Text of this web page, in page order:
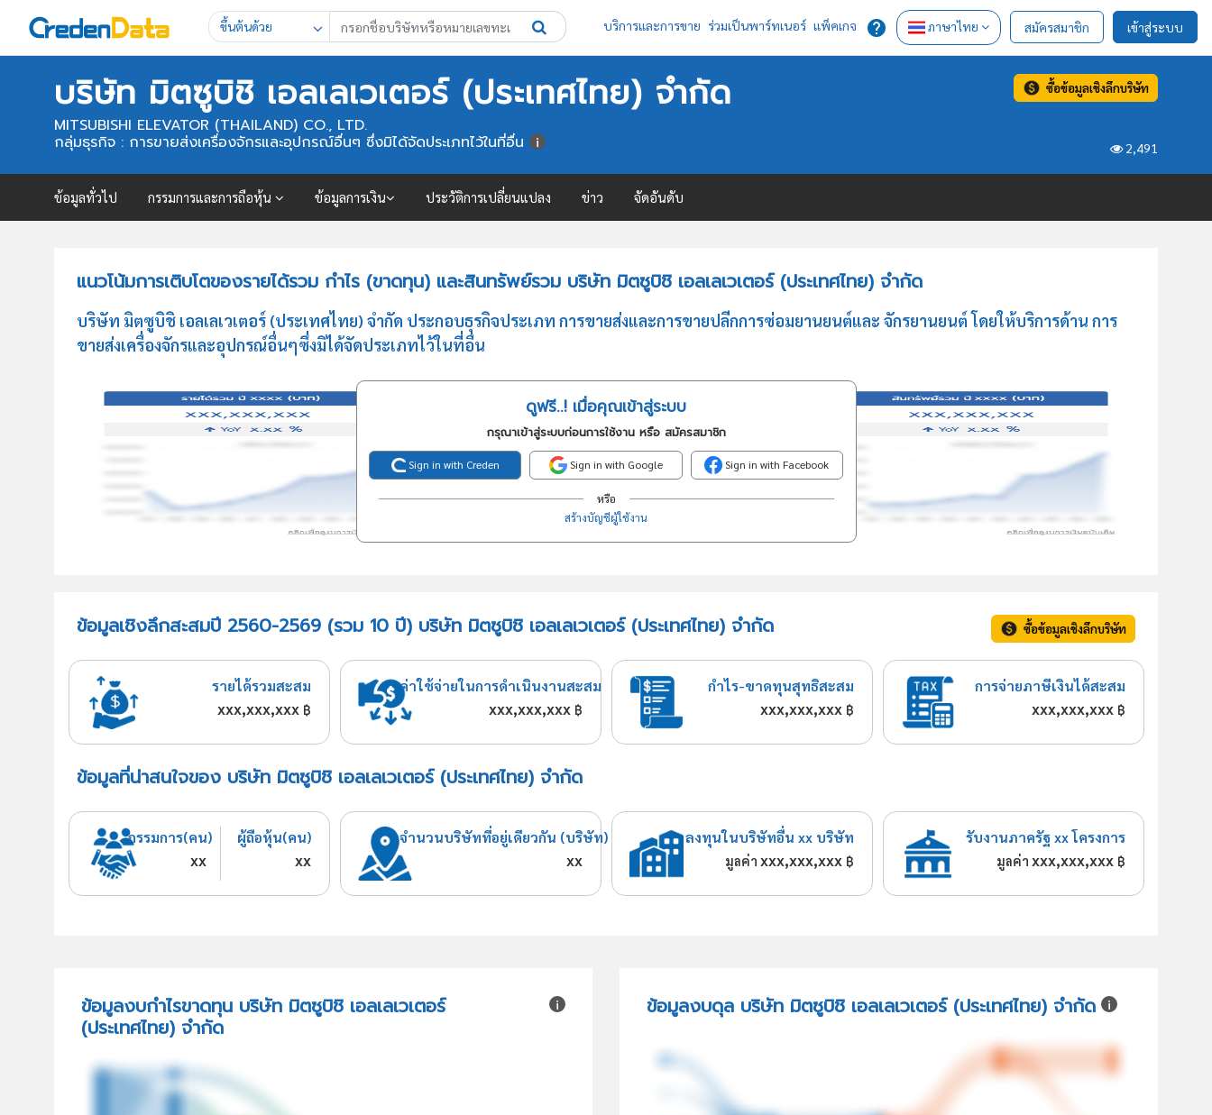
ขึ้นต้นด้วย บริการและการขาย ร่วมเป็นพาร์ทเนอร์ แพ็คเกจ ภาษาไทย สมัครสมาชิก เข้าสู่ระบบ
บริษัท มิตซูบิชิ เอลเลเวเตอร์ (ประเทศไทย) จำกัด ซื้อข้อมูลเชิงลึกบริษัท
MITSUBISHI ELEVATOR (THAILAND) CO., LTD.
2,491
กลุ่มธุรกิจ : การขายส่งเครื่องจักรและอุปกรณ์อื่นๆ ซึ่งมิได้จัดประเภทไว้ในที่อื่น
ข้อมูลทั่วไป กรรมการและการถือหุ้น ข้อมูลการเงิน ประวัติการเปลี่ยนแปลง ข่าว จัดอันดับ
แนวโน้มการเติบโตของรายได้รวม กำไร (ขาดทุน) และสินทรัพย์รวม บริษัท มิตซูบิชิ เอลเลเวเตอร์ (ประเทศไทย) จำกัด
บริษัท มิตซูบิชิ เอลเลเวเตอร์ (ประเทศไทย) จำกัด ประกอบธุรกิจประเภท การขายส่งและการขายปลีกการซ่อมยานยนต์และ จักรยานยนต์ โดยให้บริการด้าน การ
ขายส่งเครื่องจักรและอุปกรณ์อื่นๆซึ่งมิได้จัดประเภทไว้ในที่อื่น
ดูฟรี..! เมื่อคุณเข้าสู่ระบบ
กรุณาเข้าสู่ระบบก่อนการใช้งาน หรือ สมัครสมาชิก
Sign in with Creden Sign in with Google Sign in with Facebook
หรือ
สร้างบัญชีผู้ใช้งาน
ข้อมูลเชิงลึกสะสมปี 2560-2569 (รวม 10 ปี) บริษัท มิตซูบิชิ เอลเลเวเตอร์ (ประเทศไทย) จำกัด ซื้อข้อมูลเชิงลึกบริษัท
รายได้รวมสะสม
xxx,xxx,xxx ฿
ค่าใช้จ่ายในการดำเนินงานสะสม
xxx,xxx,xxx ฿
กำไร-ขาดทุนสุทธิสะสม
xxx,xxx,xxx ฿
การจ่ายภาษีเงินได้สะสม
xxx,xxx,xxx ฿
ข้อมูลที่น่าสนใจของ บริษัท มิตซูบิชิ เอลเลเวเตอร์ (ประเทศไทย) จำกัด
กรรมการ(คน)
xx
ผู้ถือหุ้น(คน)
xx
จำนวนบริษัทที่อยู่เดียวกัน (บริษัท)
xx
ลงทุนในบริษัทอื่น xx บริษัท
มูลค่าxxx,xxx,xxx ฿
รับงานภาครัฐ xx โครงการ
มูลค่าxxx,xxx,xxx ฿
ข้อมูลงบกำไรขาดทุน บริษัท มิตซูบิชิ เอลเลเวเตอร์
(ประเทศไทย) จำกัด
ข้อมูลงบดุล บริษัท มิตซูบิชิ เอลเลเวเตอร์ (ประเทศไทย) จำกัด